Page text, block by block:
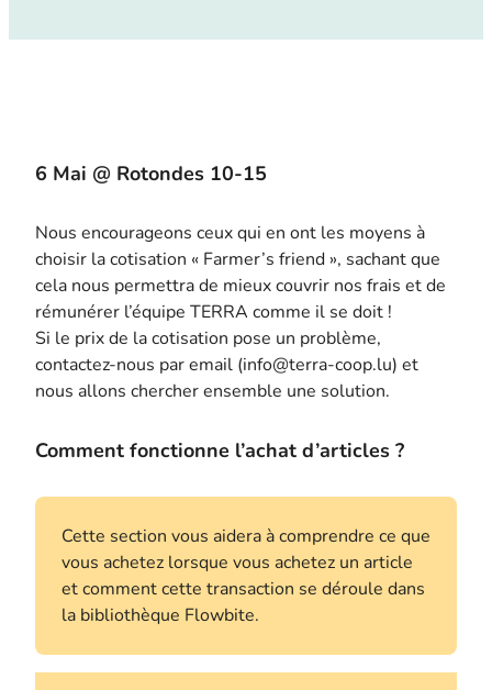
6 Mai @ Rotondes 10-15
Nous encourageons ceux qui en ont les moyens à
choisir la cotisation « Farmer’s friend », sachant que
cela nous permettra de mieux couvrir nos frais et de
rémunérer l’équipe TERRA comme il se doit !
Si le prix de la cotisation pose un problème,
contactez-nous par email (info@terra-coop.lu) et
nous allons chercher ensemble une solution.
Comment fonctionne l’achat d’articles ?
Cette section vous aidera à comprendre ce que
vous achetez lorsque vous achetez un article
et comment cette transaction se déroule dans
la bibliothèque Flowbite.